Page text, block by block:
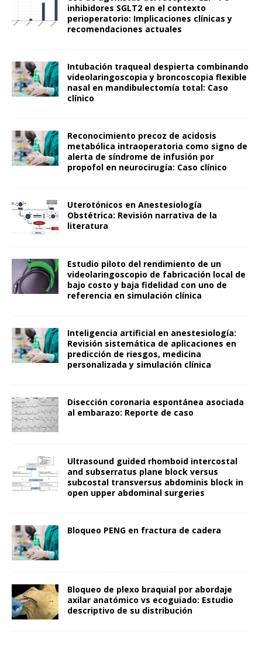
inhibidores SGLT2 en el contexto
perioperatorio: Implicaciones clínicas y
recomendaciones actuales
Intubación traqueal despierta combinando
videolaringoscopia y broncoscopia flexible
nasal en mandibulectomía total: Caso
clínico
Reconocimiento precoz de acidosis
metabólica intraoperatoria como signo de
alerta de síndrome de infusión por
propofol en neurocirugía: Caso clínico
Uterotónicos en Anestesiología
Obstétrica: Revisión narrativa de la
literatura
Estudio piloto del rendimiento de un
videolaringoscopio de fabricación local de
bajo costo y baja fidelidad con uno de
referencia en simulación clínica
Inteligencia artificial en anestesiología:
Revisión sistemática de aplicaciones en
predicción de riesgos, medicina
personalizada y simulación clínica
Disección coronaria espontánea asociada
al embarazo: Reporte de caso
Ultrasound guided rhomboid intercostal
and subserratus plane block versus
subcostal transversus abdominis block in
open upper abdominal surgeries
Bloqueo PENG en fractura de cadera
Bloqueo de plexo braquial por abordaje
axilar anatómico vs ecoguiado: Estudio
descriptivo de su distribución